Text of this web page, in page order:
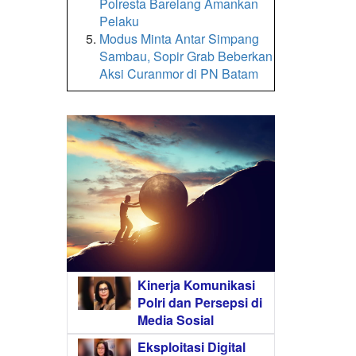
Pelaku
Modus Minta Antar Simpang
Sambau, Sopir Grab Beberkan
Aksi Curanmor di PN Batam
Kinerja Komunikasi
Polri dan Persepsi di
Media Sosial
Eksploitasi Digital